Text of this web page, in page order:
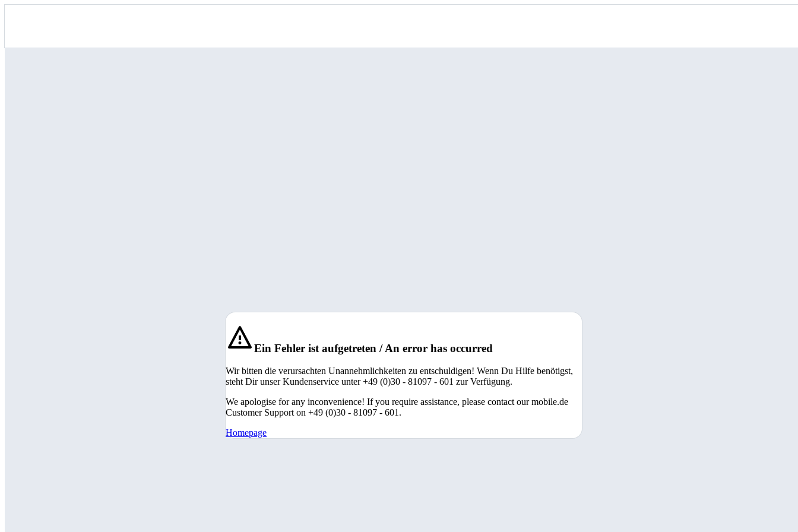
Ein Fehler ist aufgetreten / An error has occurred
Wir bitten die verursachten Unannehmlichkeiten zu entschuldigen! Wenn Du Hilfe benötigst,
steht Dir unser Kundenservice unter +49 (0)30 - 81097 - 601 zur Verfügung.
We apologise for any inconvenience! If you require assistance, please contact our mobile.de
Customer Support on +49 (0)30 - 81097 - 601.
Homepage